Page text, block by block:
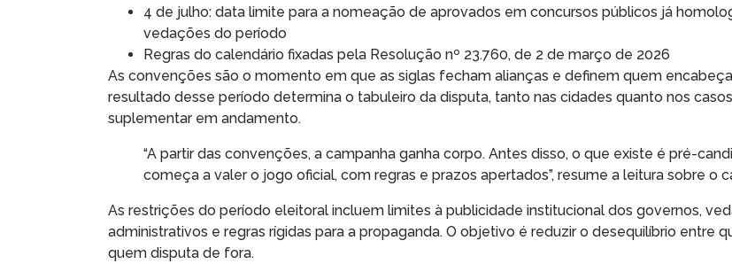
4 de julho: data limite para a nomeação de aprovados em concursos públicos já
vedações do período
Regras do calendário fixadas pela Resolução nº 23.760, de 2 de março de 2026
As convenções são o momento em que as siglas fecham alianças e definem quem encabeça
resultado desse período determina o tabuleiro da disputa, tanto nas cidades quanto nos
suplementar em andamento.
“A partir das convenções, a campanha ganha corpo. Antes disso, o que existe é pré-
começa a valer o jogo oficial, com regras e prazos apertados”, resume a leitura sobre o
As restrições do período eleitoral incluem limites à publicidade institucional dos governos,
administrativos e regras rígidas para a propaganda. O objetivo é reduzir o desequilíbrio entre
quem disputa de fora.